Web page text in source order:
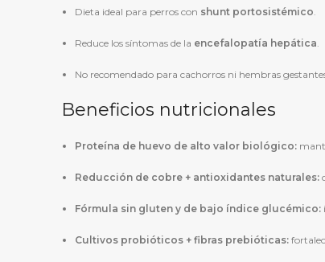
Dieta ideal para perros con shunt portosistémico.
Reduce los síntomas de la encefalopatía hepática.
No recomendado para cachorros ni hembras
Beneficios nutricionales
Proteína de huevo de alto valor biológico:
Reducción de cobre + antioxidantes naturales:
Fórmula sin gluten y de bajo índice glucémico:
Cultivos probióticos + fibras prebióticas: